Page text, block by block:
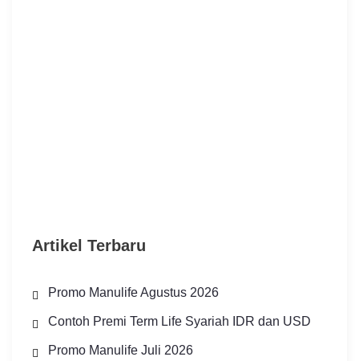
Artikel Terbaru
Promo Manulife Agustus 2026
Contoh Premi Term Life Syariah IDR dan USD
Promo Manulife Juli 2026